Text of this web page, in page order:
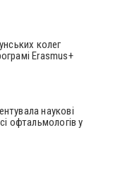
колег
Erasmus+
наукові
офтальмологів у